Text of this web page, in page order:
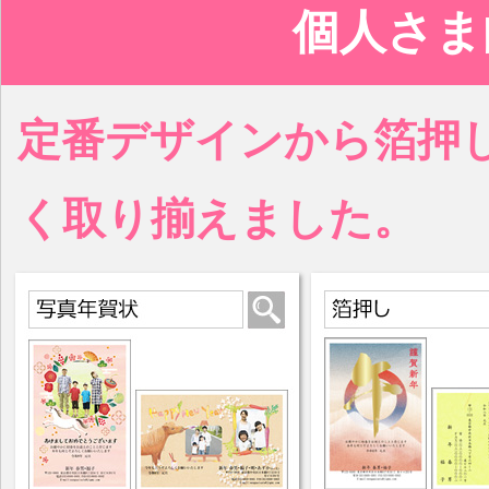
個人さ
定番デザインから箔押
く取り揃えました。